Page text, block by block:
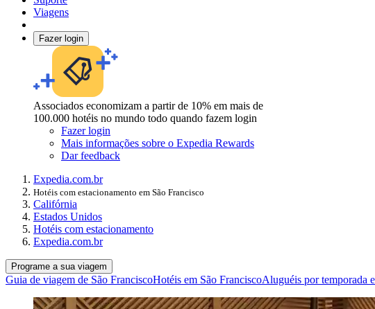
Viagens
Fazer login
Associados economizam a partir de 10% em mais de
100.000 hotéis no mundo todo quando fazem login
Fazer login
Mais informações sobre o Expedia Rewards
Dar feedback
Expedia.com.br
Hotéis com estacionamento em São Francisco
Califórnia
Estados Unidos
Hotéis com estacionamento
Expedia.com.br
Programe a sua viagem
Guia de viagem de São FranciscoHotéis em São FranciscoAluguéis por temporada